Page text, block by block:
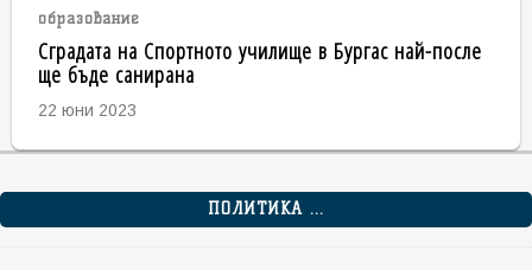
образование
Сградата на Спортното училище в Бургас най-после
ще бъде санирана
22 юни 2023
ПОЛИТИКА ...